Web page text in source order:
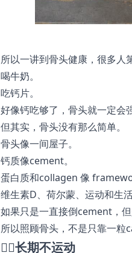
所以一讲到骨头健康，很多人
喝牛奶。
吃钙片。
好像钙吃够了，骨头就一定会强
但其实，骨头没有那么简单。
骨头像一间屋子。
钙质像cement。
蛋白质和collagen 像
维生素D、荷尔蒙、运动和生
如果只是一直接倒cement，
所以照顾骨头，不是只靠一粒
👉🏻长期不运动